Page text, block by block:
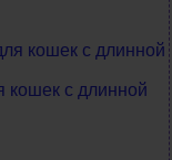
с длинной